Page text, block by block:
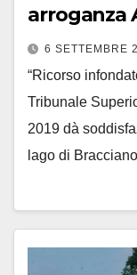
arroganza
6 SETTEMBRE
“Ricorso
Tribunale
2019 dà
lago di